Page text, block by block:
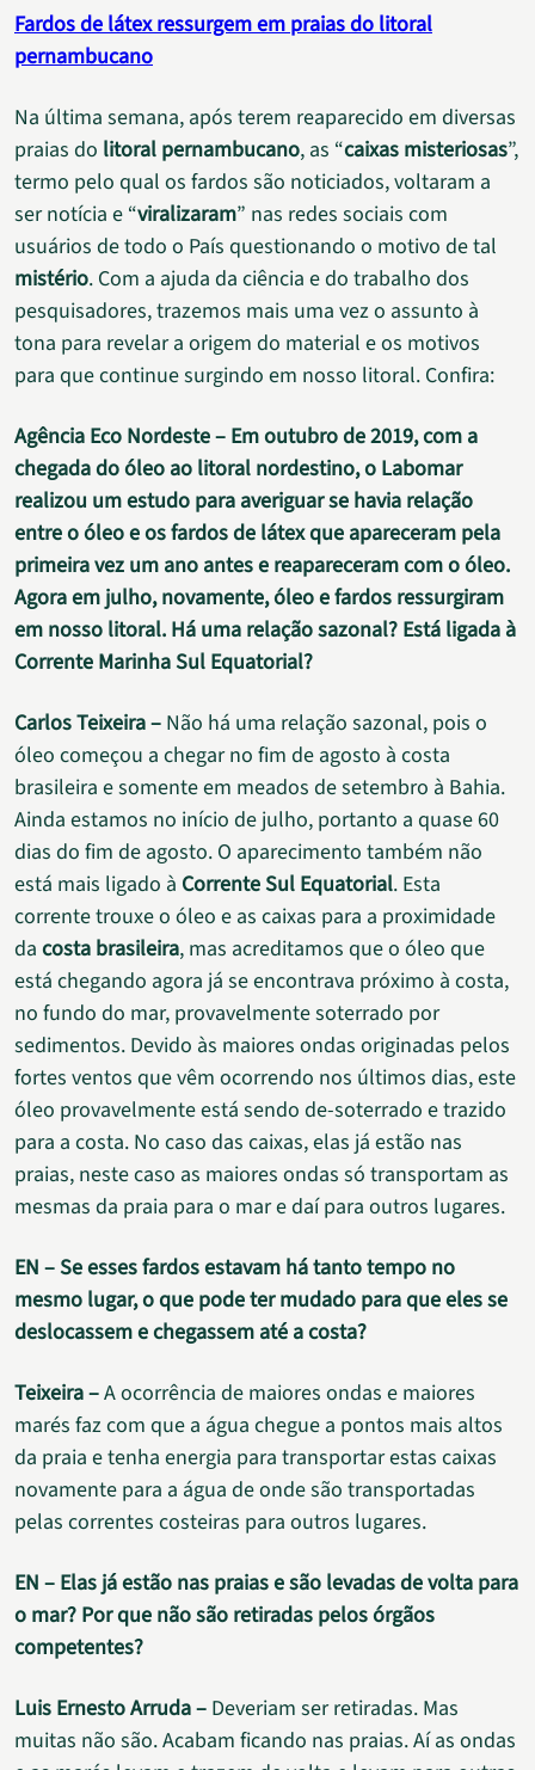
Fardos de látex ressurgem em praias do litoral
pernambucano
Na última semana, após terem reaparecido em diversas
praias do litoral pernambucano, as “caixas misteriosas”,
termo pelo qual os fardos são noticiados, voltaram a
ser notícia e “viralizaram” nas redes sociais com
usuários de todo o País questionando o motivo de tal
mistério. Com a ajuda da ciência e do trabalho dos
pesquisadores, trazemos mais uma vez o assunto à
tona para revelar a origem do material e os motivos
para que continue surgindo em nosso litoral. Confira:
Agência Eco Nordeste – Em outubro de 2019, com a
chegada do óleo ao litoral nordestino, o Labomar
realizou um estudo para averiguar se havia relação
entre o óleo e os fardos de látex que apareceram pela
primeira vez um ano antes e reapareceram com o óleo.
Agora em julho, novamente, óleo e fardos ressurgiram
em nosso litoral. Há uma relação sazonal? Está ligada à
Corrente Marinha Sul Equatorial?
Carlos Teixeira – Não há uma relação sazonal, pois o
óleo começou a chegar no fim de agosto à costa
brasileira e somente em meados de setembro à Bahia.
Ainda estamos no início de julho, portanto a quase 60
dias do fim de agosto. O aparecimento também não
está mais ligado à Corrente Sul Equatorial. Esta
corrente trouxe o óleo e as caixas para a proximidade
da costa brasileira, mas acreditamos que o óleo que
está chegando agora já se encontrava próximo à costa,
no fundo do mar, provavelmente soterrado por
sedimentos. Devido às maiores ondas originadas pelos
fortes ventos que vêm ocorrendo nos últimos dias, este
óleo provavelmente está sendo de-soterrado e trazido
para a costa. No caso das caixas, elas já estão nas
praias, neste caso as maiores ondas só transportam as
mesmas da praia para o mar e daí para outros lugares.
EN – Se esses fardos estavam há tanto tempo no
mesmo lugar, o que pode ter mudado para que eles se
deslocassem e chegassem até a costa?
Teixeira –A ocorrência de maiores ondas e maiores
marés faz com que a água chegue a pontos mais altos
da praia e tenha energia para transportar estas caixas
novamente para a água de onde são transportadas
pelas correntes costeiras para outros lugares.
EN – Elas já estão nas praias e são levadas de volta para
o mar? Por que não são retiradas pelos órgãos
competentes?
Luis Ernesto Arruda – Deveriam ser retiradas. Mas
muitas não são. Acabam ficando nas praias. Aí as ondas